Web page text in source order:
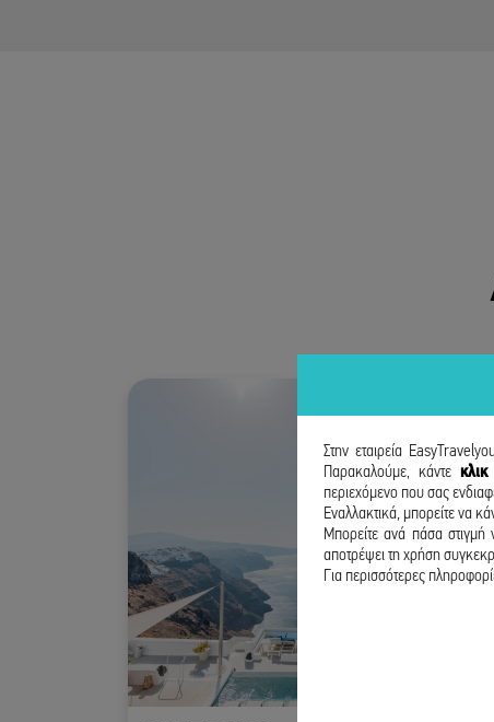
Στην εταιρεία
Παρακαλούμε, κάντε κλικ
περιεχόμενο που σας
Εναλλακτικά, μπορείτε να
Μπορείτε ανά πάσα στιγμή
αποτρέψει τη χρήση
Για περισσότερες